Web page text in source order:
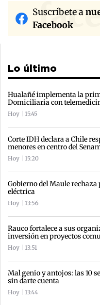
Suscríbete a
Facebook
Lo último
Hualañé implementa la
Domiciliaria con
Hoy | 15:45
Corte IDH declara a Chile
menores en centro del
Hoy | 15:20
Gobierno del Maule
eléctrica
Hoy | 13:56
Rauco fortalece a sus
inversión en proyectos
Hoy | 13:51
Mal genio y antojos: las 10
sin darte cuenta
Hoy | 13:44